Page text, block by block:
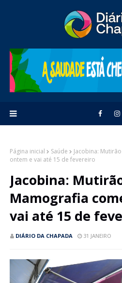
Página inicial Saúde
Jacobina:
ontem e vai até 15 de fevereiro
Jacobina:
Mamografia
vai até 15 de
DIÁRIO DA CHAPADA 31 JANEIRO